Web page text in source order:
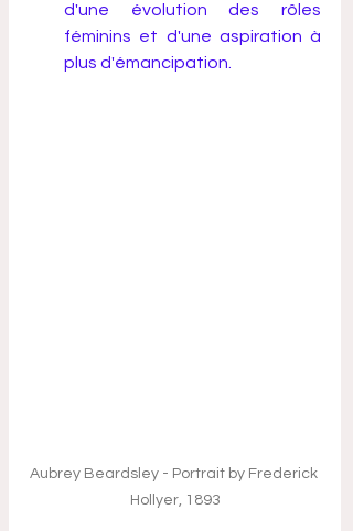
d'une évolution des rôles
féminins et d'une aspiration à
plus d'émancipation.
Aubrey Beardsley - Portrait by Frederick
Hollyer, 1893